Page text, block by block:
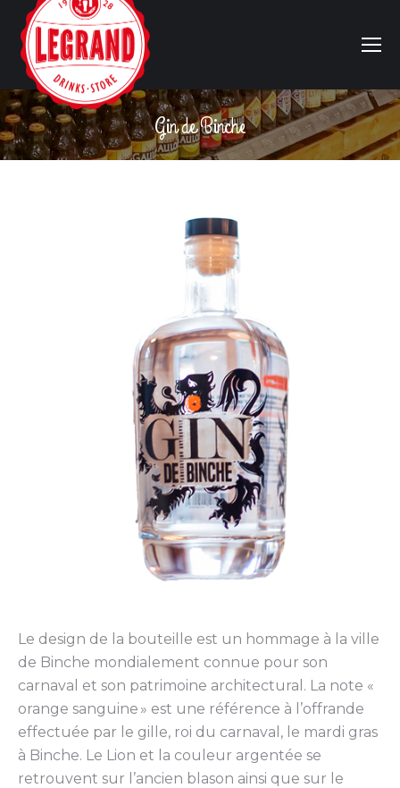
Gin de Binche
Vous êtes ici :
Le design de la bouteille est un hommage à la ville
de Binche mondialement connue pour son
carnaval et son patrimoine architectural. La note «
orange sanguine » est une référence à l’offrande
effectuée par le gille, roi du carnaval, le mardi gras
à Binche. Le Lion et la couleur argentée se
retrouvent sur l’ancien blason ainsi que sur le